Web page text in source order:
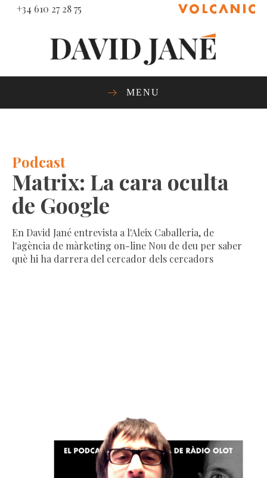
+34 610 27 28 75
MENU
Podcast
Matrix: La cara oculta
de Google
En David Jané entrevista a l'Aleix Caballeria, de
l'agència de màrketing on-line Nou de deu per saber
què hi ha darrera del cercador dels cercadors